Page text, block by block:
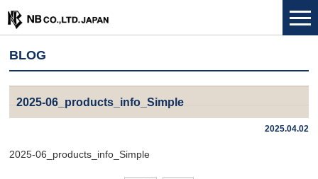
BLOG
2025-06_products_info_Simple
2025.04.02
2025-06_products_info_Simple